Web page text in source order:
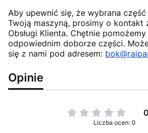
Aby upewnić się, że wybrana
Twoją maszyną, prosimy o kontakt
Obsługi Klienta. Chętnie
odpowiednim doborze części.
się z nami pod adresem:
Opinie
Liczba ocen: 0